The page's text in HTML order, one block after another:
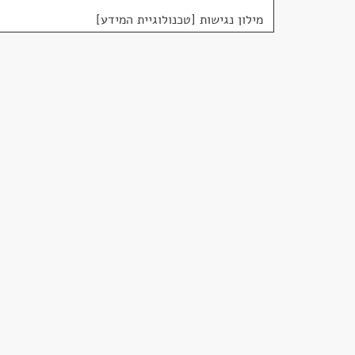
מילון נגישות [טכנולוגיית המידע]